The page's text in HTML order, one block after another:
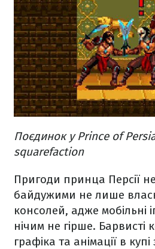
Поєдинок у Prince of
squarefaction
Пригоди принца Персії
байдужими не лише
консолей, адже мобільні
нічим не гірше. Барвисті
графіка та анімації в